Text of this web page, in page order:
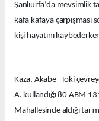
Şanlıurfa’da mevsimlik
kafa kafaya çarpışması
kişi hayatını
Kaza, Akabe -Toki
A. kullandığı 80 ABM
Mahallesinde aldığı